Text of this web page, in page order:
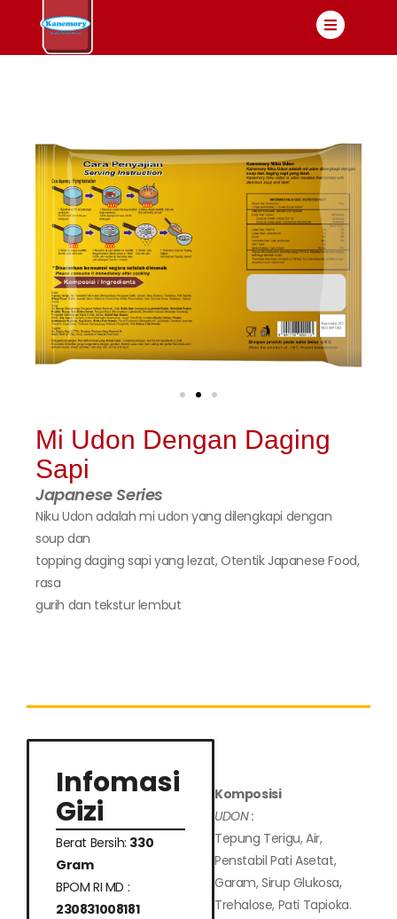
Mi Udon Dengan Daging
Sapi
Japanese Series
Niku Udon adalah mi udon yang dilengkapi dengan
soup dan
topping daging sapi yang lezat, Otentik Japanese Food,
rasa
gurih dan tekstur lembut
Infomasi
Gizi
Berat Bersih: 330
Gram
BPOM RI MD :
230831008181
Komposisi
UDON :
Tepung Terigu, Air,
Penstabil Pati Asetat,
Garam, Sirup Glukosa,
Trehalose, Pati Tapioka.